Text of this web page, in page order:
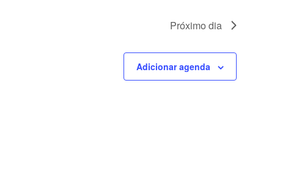
Próximo dia
Adicionar agenda